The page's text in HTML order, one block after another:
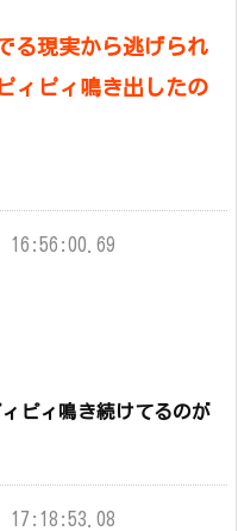
る現実から逃げられ
ィピィ鳴き出したの
16:56:00.69
ピィ鳴き続けてるのが
17:18:53.08